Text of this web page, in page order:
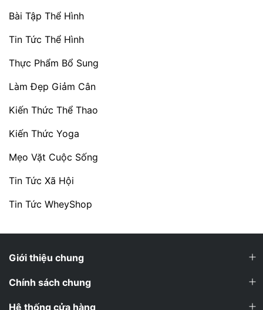
Bài Tập Thể Hình
Tin Tức Thể Hình
Thực Phẩm Bổ Sung
Làm Đẹp Giảm Cân
Kiến Thức Thể Thao
Kiến Thức Yoga
Mẹo Vặt Cuộc Sống
Tin Tức Xã Hội
Tin Tức WheyShop
Giới thiệu chung
Chính sách chung
Hệ thống cửa hàng